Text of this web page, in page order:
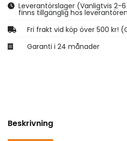
Leverantörslager (Vanligtvis 2-
finns tillgänglig hos
Fri frakt vid köp över 500 kr!
Garanti i 24 månader
Beskrivning